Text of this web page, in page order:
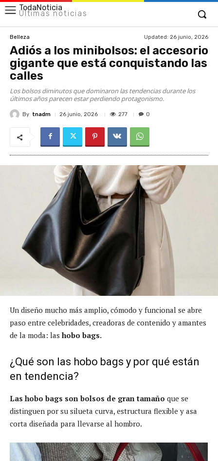
TodaNoticia
Últimas noticias
Belleza Updated: 26 junio, 2026
Adiós a los minibolsos: el accesorio
gigante que está conquistando las
calles
Los bolsos diminutos que dominaron las tendencias durante los
últimos años parecen estar perdiendo protagonismo.
By tnadm 26 junio, 2026 277 0
Un diseño mucho más amplio, cómodo y funcional se abre
paso entre celebridades, creadoras de contenido y amantes
de la moda: las hobo bags.
¿Qué son las hobo bags y por qué están
en tendencia?
Las hobo bags son bolsos de gran tamaño que se
distinguen por su silueta curva, estructura flexible y asa
corta diseñada para llevarse al hombro.